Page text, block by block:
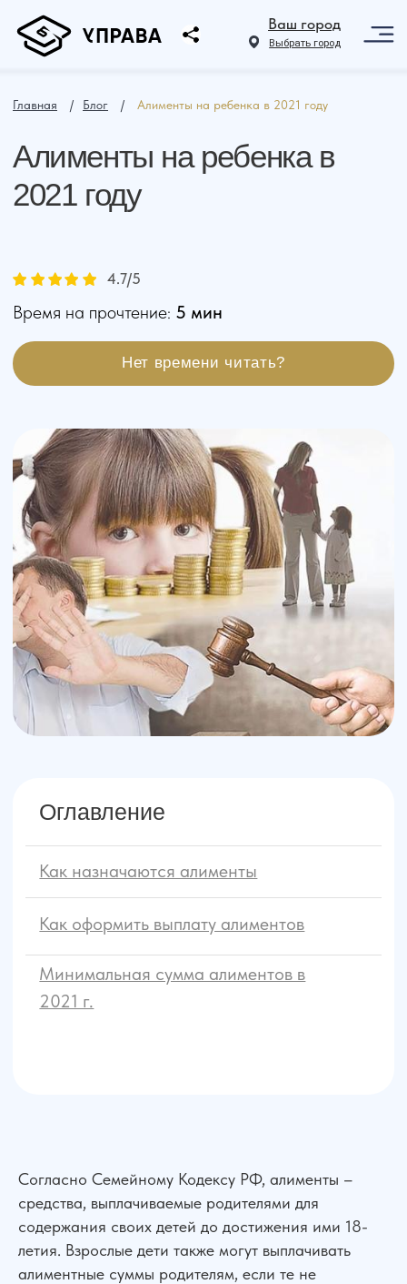
Выбрать город
Алименты на ребенка в
Оглавление
Как назначаются алименты
Как оформить выплату алиментов
Минимальная сумма алиментов в
2021 г.
/5
Согласно Семейному Кодексу РФ, алименты –
средства, выплачиваемые родителями для
содержания своих детей до достижения ими 18-
летия. Взрослые дети также могут выплачивать
алиментные суммы родителям, если те не